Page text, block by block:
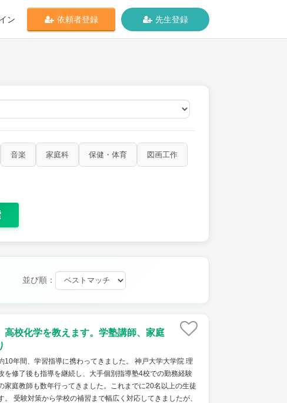
ン 依頼者登録 先生登録
音楽 家庭科 保健・体育 図画工作
並び順：
高校化学を教えます。学塾講師、家庭
10年間、学習指導に携わってきました。 神戸大学大学院 理
を修了後も指導を継続し、大手個別指導塾4校での勤務経験
家庭教師も数年行ってきました。これまでに20名以上の生徒
。 受験対策から学校の補習まで幅広く対応してきましたが、